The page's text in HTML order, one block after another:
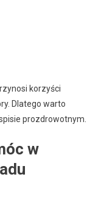
korzyści
Dlatego warto
prozdrowotnym.
w